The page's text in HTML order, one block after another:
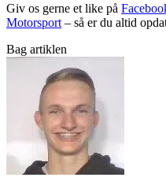
Giv os gerne et like på
Motorsport – så er du altid
Bag artiklen